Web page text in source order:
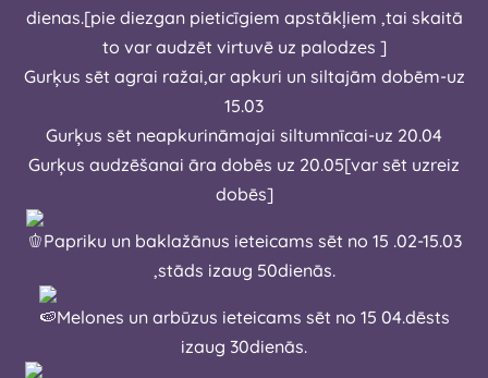
dienas.[pie diezgan pieticīgiem apstākļiem ,tai skaitā
to var audzēt virtuvē uz palodzes ]
Gurķus sēt agrai ražai,ar apkuri un siltajām dobēm-uz
15.03
Gurķus sēt neapkurināmajai siltumnīcai-uz 20.04
Gurķus audzēšanai āra dobēs uz 20.05[var sēt uzreiz
dobēs]
Papriku un baklažānus ieteicams sēt no 15 .02-15.03
,stāds izaug 50dienās.
Melones un arbūzus ieteicams sēt no 15 04.dēsts
izaug 30dienās.